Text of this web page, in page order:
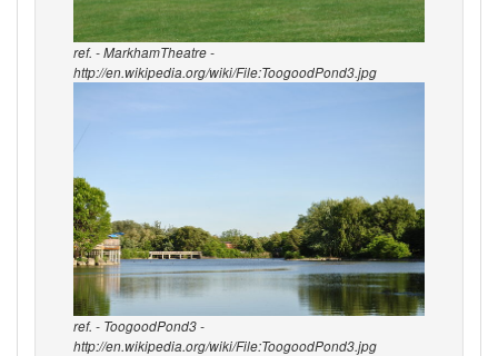
ref. - MarkhamTheatre -
http://en.wikipedia.org/wiki/File:ToogoodPond3.jpg
ref. - ToogoodPond3 -
http://en.wikipedia.org/wiki/File:ToogoodPond3.jpg